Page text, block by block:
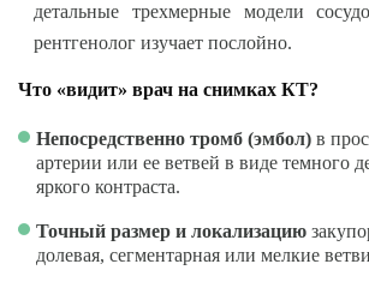
детальные трехмерные модели
рентгенолог изучает послойно.
Что «видит» врач на снимках КТ?
Непосредственно тромб (эмбол) в
артерии или ее ветвей в виде темного
яркого контраста.
Точный размер и локализацию
долевая, сегментарная или мелкие